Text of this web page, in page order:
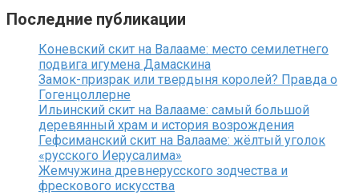
Последние публикации
Коневский скит на Валааме: место семилетнего
подвига игумена Дамаскина
Замок-призрак или твердыня королей? Правда о
Гогенцоллерне
Ильинский скит на Валааме: самый большой
деревянный храм и история возрождения
Гефсиманский скит на Валааме: жёлтый уголок
«русского Иерусалима»
Жемчужина древнерусского зодчества и
фрескового искусства